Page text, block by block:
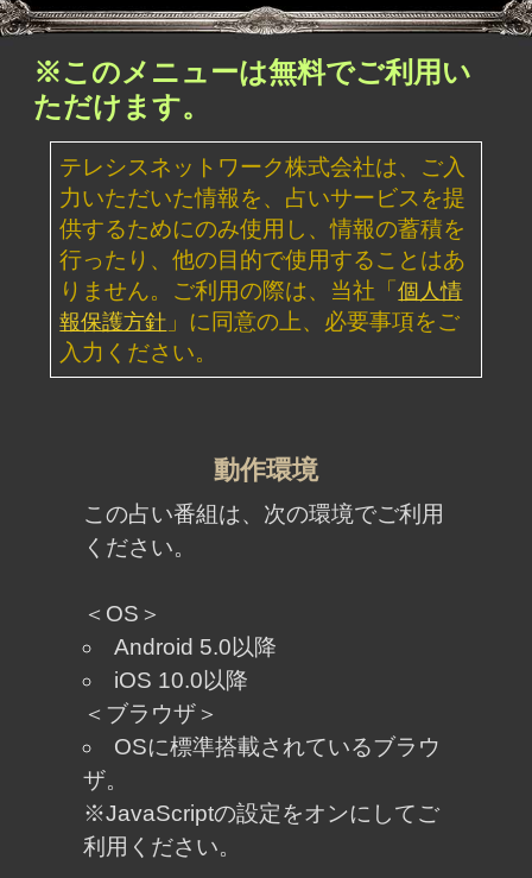
2026年7月30日リリース
タ当て”マリーの高精度鑑定
「うらなえる」について
利用規約
特定商取引法に基づく表記
免責事項
プライバシーポリシー
メルマガ配信解除
お問い合わせ
(C) Telsys Network CO.,LTD.